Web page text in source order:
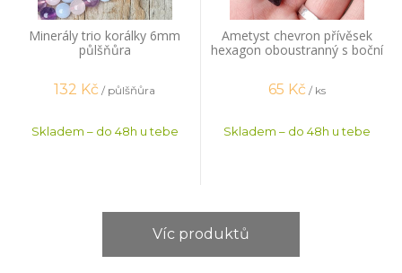
Minerály trio korálky 6mm
půlšňůra
132 Kč / půlšňůra
Skladem – do 48h u tebe
Ametyst chevron přívěsek
hexagon oboustranný s boční
65 Kč / ks
Skladem – do 48h u tebe
Víc produktů